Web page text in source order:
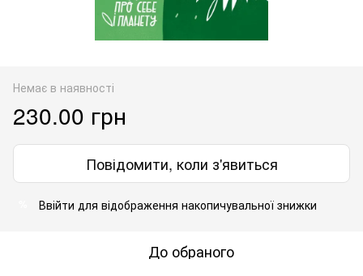
Немає в наявності
230.00 грн
Повідомити, коли з'явиться
Ввійти для відображення накопичувальної знижки
До обраного